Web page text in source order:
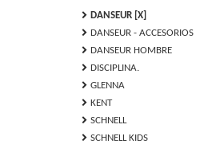
chevron_right DANSEUR [X]
chevron_right DANSEUR - ACCESORIOS
chevron_right DANSEUR HOMBRE
chevron_right DISCIPLINA.
chevron_right GLENNA
chevron_right KENT
chevron_right SCHNELL
chevron_right SCHNELL KIDS